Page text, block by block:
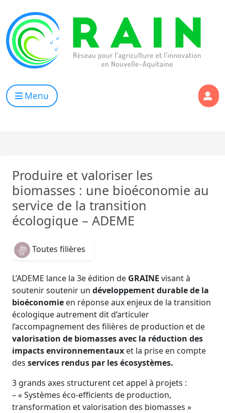
Menu
Produire et valoriser les
biomasses : une bioéconomie au
service de la transition
écologique – ADEME
Toutes filières
L’ADEME lance la 3e édition de GRAINE visant à
soutenir soutenir un développement durable de la
bioéconomie en réponse aux enjeux de la transition
écologique autrement dit d’articuler
l’accompagnement des filières de production et de
valorisation de biomasses avec la réduction des
impacts environnementaux et la prise en compte
des services rendus par les écosystèmes.
3 grands axes structurent cet appel à projets :
– « Systèmes éco-efficients de production,
transformation et valorisation des biomasses »